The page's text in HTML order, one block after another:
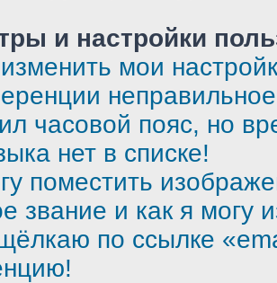
и настройки
мои
часовой пояс, но
нет в списке!
поместить
звание и как я могу
по ссылке